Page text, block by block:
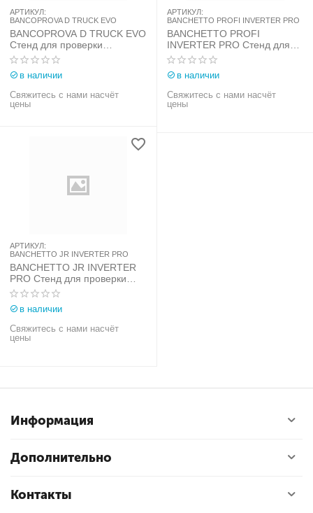
АРТИКУЛ:
BANCOPROVA D TRUCK EVO
BANCOPROVA D TRUCK EVO
Стенд для проверки
электрооборудования
легковых и грузовых
автомобилей
в наличии
Свяжитесь с нами насчёт
цены
АРТИКУЛ:
BANCHETTO PROFI INVERTER PRO
BANCHETTO PROFI
INVERTER PRO Стенд для
проверки
электрооборудования
легковых автомобилей
в наличии
Свяжитесь с нами насчёт
цены
АРТИКУЛ:
BANCHETTO JR INVERTER PRO
BANCHETTO JR INVERTER
PRO Стенд для проверки
электрооборудования
легковых автомобилей
в наличии
Свяжитесь с нами насчёт
цены
Информация
Дополнительно
Контакты